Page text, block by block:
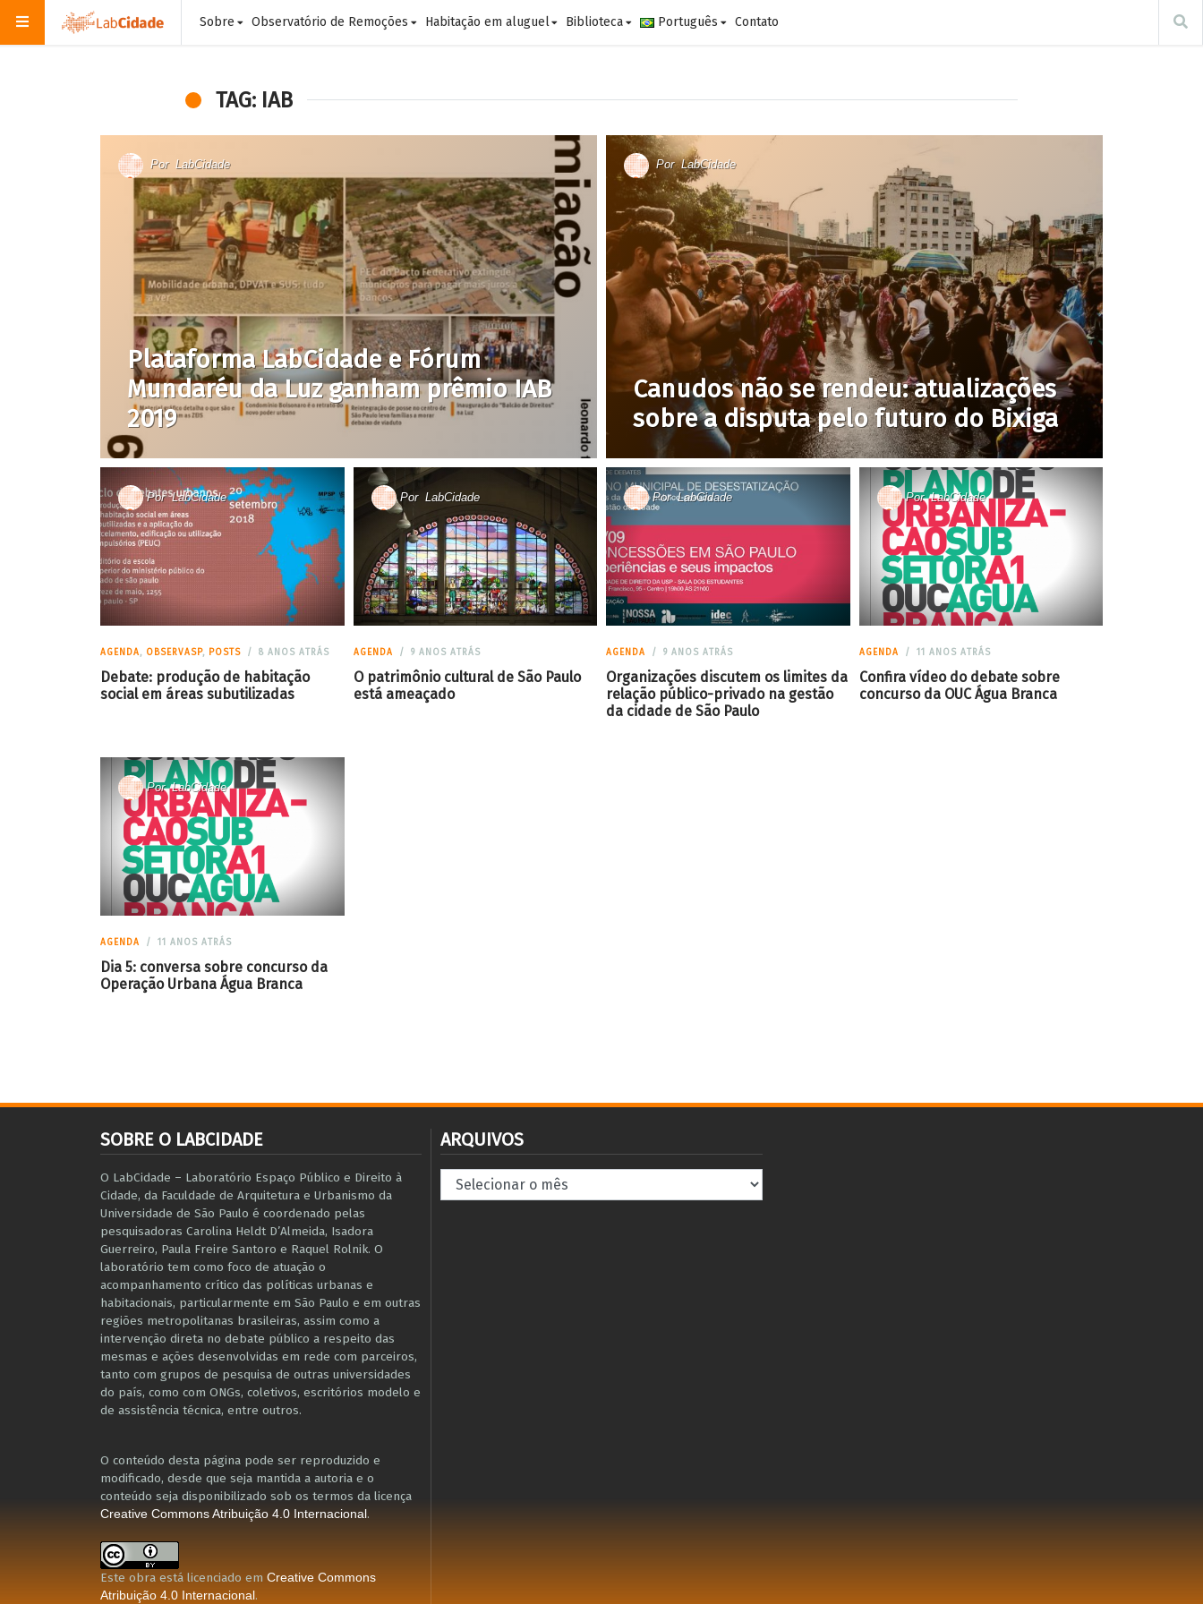
Sobre Observatório de Remoções Habitação em aluguel Biblioteca Português Contato
TAG: IAB
Por LabCidade
Plataforma LabCidade e Fórum
Mundaréu da Luz ganham prêmio IAB
2019
PorLabCidade
Canudos não se rendeu: atualizações
sobre a disputa pelo futuro do Bixiga
PorLabCidade
AGENDA, OBSERVASP, POSTS 8 ANOS ATRÁS
Debate: produção de habitação
social em áreas subutilizadas
Por LabCidade
AGENDA 9 ANOS ATRÁS
O patrimônio cultural de São Paulo
está ameaçado
PorLabCidade
AGENDA 9 ANOS ATRÁS
Organizações discutem os limites da
relação público-privado na gestão
da cidade de São Paulo
PorLabCidade
AGENDA 11 ANOS ATRÁS
Confira vídeo do debate sobre
concurso da OUC Água Branca
PorLabCidade
AGENDA 11 ANOS ATRÁS
Dia 5: conversa sobre concurso da
Operação Urbana Água Branca
SOBRE O LABCIDADE
O LabCidade – Laboratório Espaço Público e Direito à
Cidade, da Faculdade de Arquitetura e Urbanismo da
Universidade de São Paulo é coordenado pelas
pesquisadoras Carolina Heldt D’Almeida, Isadora
Guerreiro, Paula Freire Santoro e Raquel Rolnik. O
laboratório tem como foco de atuação o
acompanhamento crítico das políticas urbanas e
habitacionais, particularmente em São Paulo e ​em outras
regiões metropolitanas brasileiras, assim como a
intervenção direta no debate público a respeito das
mesmas e ações desenvolvidas em r​e​de com parceiros,
tanto com grupos de pesquisa ​de outras universidades
do país, como com ONGs, coletivos, escritórios modelo e
de assistência técnica​, entre outros​.
O conteúdo desta página pode ser reproduzido e
modificado, desde que seja mantida a autoria e o
conteúdo seja disponibilizado sob os termos da licença
Creative Commons Atribuição 4.0 Internacional .
Este obra está licenciado em Creative Commons
Atribuição 4.0 Internacional .
ARQUIVOS
Arquivos